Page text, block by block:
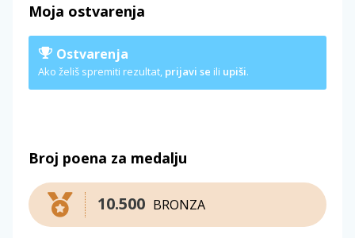
Moja ostvarenja
Ostvarenja
Ako želiš spremiti rezultat, prijavi se ili upiši.
Broj poena za medalju
BRONZA
10.500